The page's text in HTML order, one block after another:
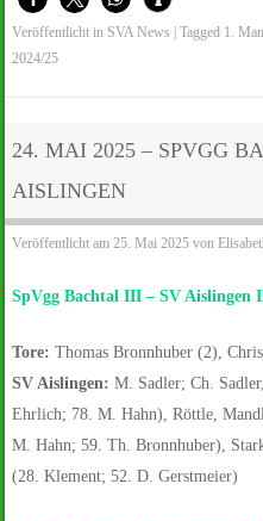
Veröffentlicht in SVA News |Tagged 1.
2024/25
24. MAI 2025 – SPVGG
AISLINGEN
Veröffentlicht am 25. Mai 2025 von
SpVgg Bachtal III – SV Aislingen
Tore: Thomas Bronnhuber (2),
SV Aislingen: M. Sadler; Ch.
Ehrlich; 78. M. Hahn), Röttle,
M. Hahn; 59. Th. Bronnhuber),
(28. Klement; 52. D. Gerstmeier)